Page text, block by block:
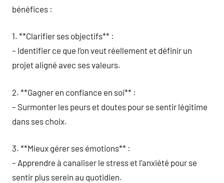
bénéfices :
1. **Clarifier ses objectifs** :
– Identifier ce que l’on veut réellement et définir un
projet aligné avec ses valeurs.
2. **Gagner en confiance en soi** :
– Surmonter les peurs et doutes pour se sentir légitime
dans ses choix.
3. **Mieux gérer ses émotions** :
– Apprendre à canaliser le stress et l’anxiété pour se
sentir plus serein au quotidien.